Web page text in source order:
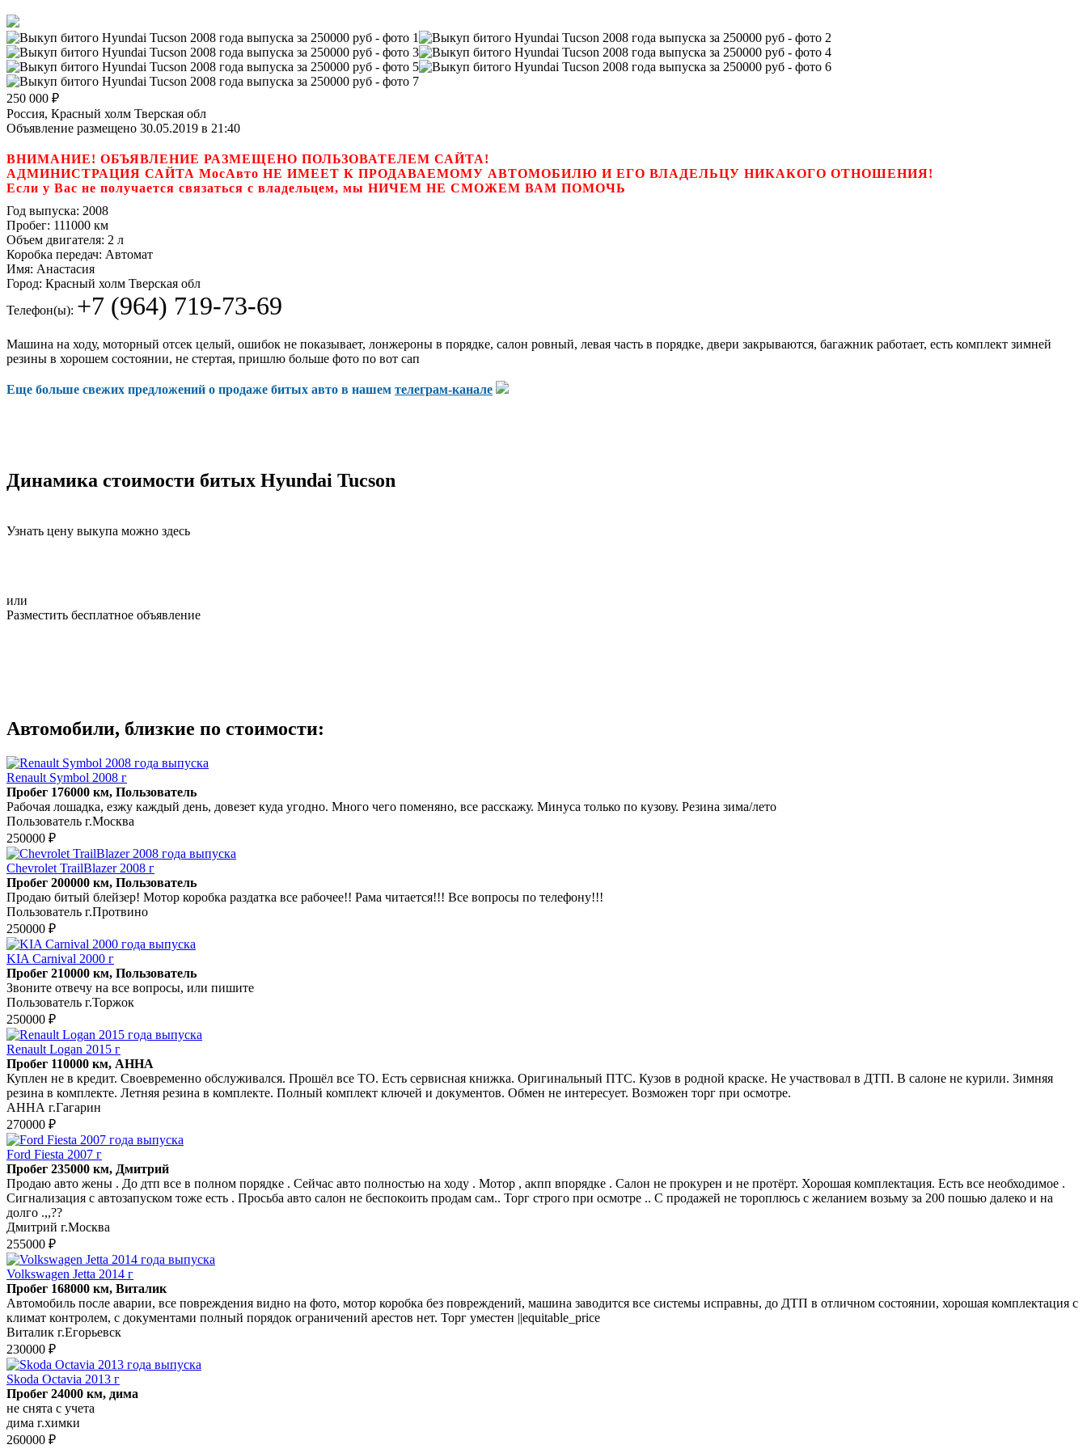
250 000 ₽
Россия, Красный холм Тверская обл
Объявление размещено 30.05.2019 в 21:40
ВНИМАНИЕ! ОБЪЯВЛЕНИЕ РАЗМЕЩЕНО ПОЛЬЗОВАТЕЛЕМ САЙТА!
АДМИНИСТРАЦИЯ САЙТА МосАвто НЕ ИМЕЕТ К ПРОДАВАЕМОМУ АВТОМОБИЛЮ И ЕГО ВЛАДЕЛЬЦУ НИКАКОГО ОТНОШЕНИЯ!
Если у Вас не получается связаться с владельцем, мы НИЧЕМ НЕ СМОЖЕМ ВАМ ПОМОЧЬ
Год выпуска: 2008
Пробег: 111000 км
Объем двигателя: 2 л
Коробка передач: Автомат
Имя: Анастасия
Город: Красный холм Тверская обл
Телефон(ы): +7 (964) 719-73-69
Машина на ходу, моторный отсек целый, ошибок не показывает, лонжероны в порядке, салон ровный, левая часть в порядке, двери закрываются, багажник работает, есть комплект зимней
резины в хорошем состоянии, не стертая, пришлю больше фото по вот сап
Еще больше свежих предложений о продаже битых авто в нашем телеграм-канале
Динамика стоимости битых Hyundai Tucson
Узнать цену выкупа можно здесь
или
Разместить бесплатное объявление
Автомобили, близкие по стоимости:
Renault Symbol 2008 г
Пробег 176000 км, Пользователь
Рабочая лошадка, езжу каждый день, довезет куда угодно. Много чего поменяно, все расскажу. Минуса только по кузову. Резина зима/лето
Пользователь г.Москва
250000 ₽
Chevrolet TrailBlazer 2008 г
Пробег 200000 км, Пользователь
Продаю битый блейзер! Мотор коробка раздатка все рабочее!! Рама читается!!! Все вопросы по телефону!!!
Пользователь г.Протвино
250000 ₽
KIA Carnival 2000 г
Пробег 210000 км, Пользователь
Звоните отвечу на все вопросы, или пишите
Пользователь г.Торжок
250000 ₽
Renault Logan 2015 г
Пробег 110000 км, АННА
Куплен не в кредит. Своевременно обслуживался. Прошёл все ТО. Есть сервисная книжка. Оригинальный ПТС. Кузов в родной краске. Не участвовал в ДТП. В салоне не курили. Зимняя
резина в комплекте. Летняя резина в комплекте. Полный комплект ключей и документов. Обмен не интересует. Возможен торг при осмотре.
АННА г.Гагарин
270000 ₽
Ford Fiesta 2007 г
Пробег 235000 км, Дмитрий
Продаю авто жены . До дтп все в полном порядке . Сейчас авто полностью на ходу . Мотор , акпп впорядке . Салон не прокурен и не протёрт. Хорошая комплектация. Есть все необходимое .
Сигнализация с автозапуском тоже есть . Просьба авто салон не беспокоить продам сам.. Торг строго при осмотре .. С продажей не тороплюсь с желанием возьму за 200 пошью далеко и на
долго .,,??
Дмитрий г.Москва
255000 ₽
Volkswagen Jetta 2014 г
Пробег 168000 км, Виталик
Автомобиль после аварии, все повреждения видно на фото, мотор коробка без повреждений, машина заводится все системы исправны, до ДТП в отличном состоянии, хорошая комплектация с
климат контролем, с документами полный порядок ограничений арестов нет. Торг уместен ||equitable_price
Виталик г.Егорьевск
230000 ₽
Skoda Octavia 2013 г
Пробег 24000 км, дима
не снята с учета
дима г.химки
260000 ₽